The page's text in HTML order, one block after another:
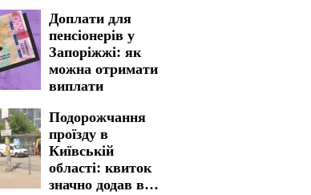
світла у
Кіровоградській
області на 7
серпня
Доплати для
пенсіонерів у
Запоріжжі: як
можна отримати
виплати
Подорожчання
проїзду в
Київській
області: квиток
значно додав в